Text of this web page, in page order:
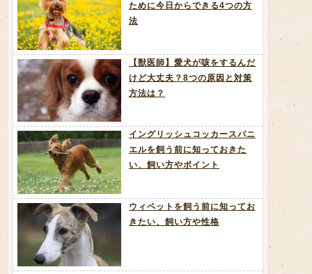
ために今日からできる4つの方
法
【獣医師】愛犬が咳をするんだ
けど大丈夫？8つの原因と対策
方法は？
イングリッシュコッカースパニ
エルを飼う前に知っておきた
い、飼い方やポイント
ウィペットを飼う前に知ってお
きたい、飼い方や性格